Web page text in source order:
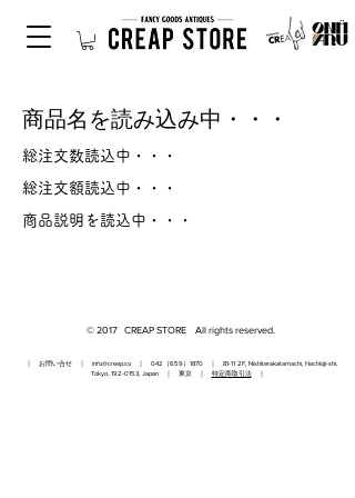
商品名を読み込み中・・・
総注文数読込中・・・
総注文額読込中・・・
商品説明を読込中・・・
© 2017 CREAP STORE All rights reserved.
｜ お問い合せ ｜ info@creap.co｜ 042（659）1870 ｜ 81-11 2F, Nishiterakatamachi, Hachioji-shi,
Tokyo, 192-0153, Japan ｜ 東京 ｜ 特定商取引法｜